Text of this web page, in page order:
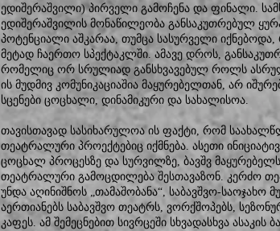
ედიშერაშვილი) პირველი გამოჩენა და ფინალი.
ედიშერაშვილის მონაწილეობა განსაკუთრებულ
პოტენციალი აშკარაა, თუმცა სასურველი
მეტად ჩაერთო სპექტაკლში. ამავე დროს,
რომელიც ორ სრულიად განსხვავებულ როლს
ის მუდმივ კომუნიკაციაშია მაყურებელთან, არ
სცენები ცოცხალი, დინამიკური და სახალისოა.
თავისთავად სასიხარულოა ის ფაქტი, რომ
თეატრალური პროექტებიც იქმნება. ასეთი
ცოცხალ პროცესზე და სურვილზე, ბავშვ
თეატრალური გამოცდილება შესთავაზონ. კერძო
უნდა აღინიშნოს „თამაშობანა“, საბავშვო-
აერთიანებს საბავშვო თეატრს, ვორქშოპებს,
კაფეს. ამ შემეცნებით სივრცეში სხვადასხვა